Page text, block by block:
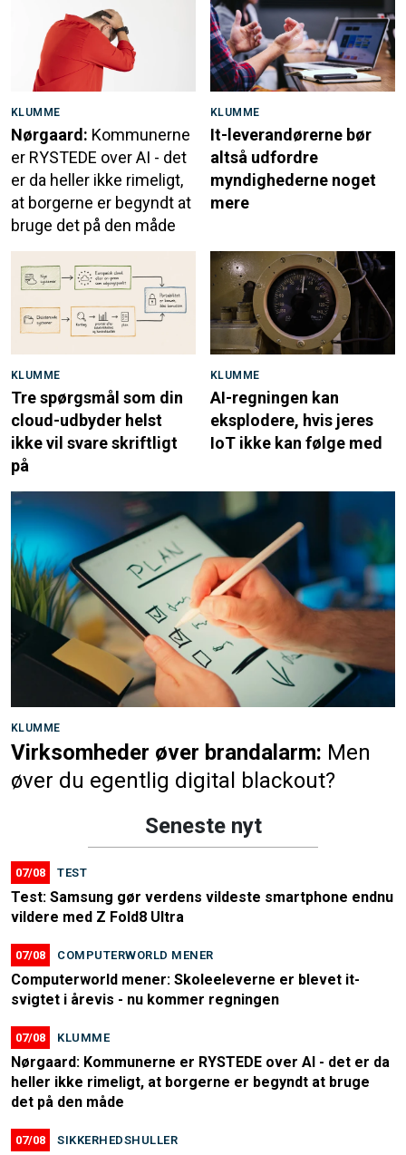
KLUMME
Nørgaard: Kommunerne
er RYSTEDE over AI - det
er da heller ikke rimeligt,
at borgerne er begyndt at
bruge det på den måde
KLUMME
It-leverandørerne bør
altså udfordre
myndighederne noget
mere
KLUMME
Tre spørgsmål som din
cloud-udbyder helst
ikke vil svare skriftligt
på
KLUMME
AI-regningen kan
eksplodere, hvis jeres
IoT ikke kan følge med
KLUMME
Virksomheder øver brandalarm: Men
øver du egentlig digital blackout?
Seneste nyt
07/08 TEST
Test: Samsung gør verdens vildeste smartphone endnu
vildere med Z Fold8 Ultra
07/08 COMPUTERWORLD MENER
Computerworld mener: Skoleeleverne er blevet it-
svigtet i årevis - nu kommer regningen
07/08 KLUMME
Nørgaard: Kommunerne er RYSTEDE over AI - det er da
heller ikke rimeligt, at borgerne er begyndt at bruge
det på den måde
07/08 SIKKERHEDSHULLER